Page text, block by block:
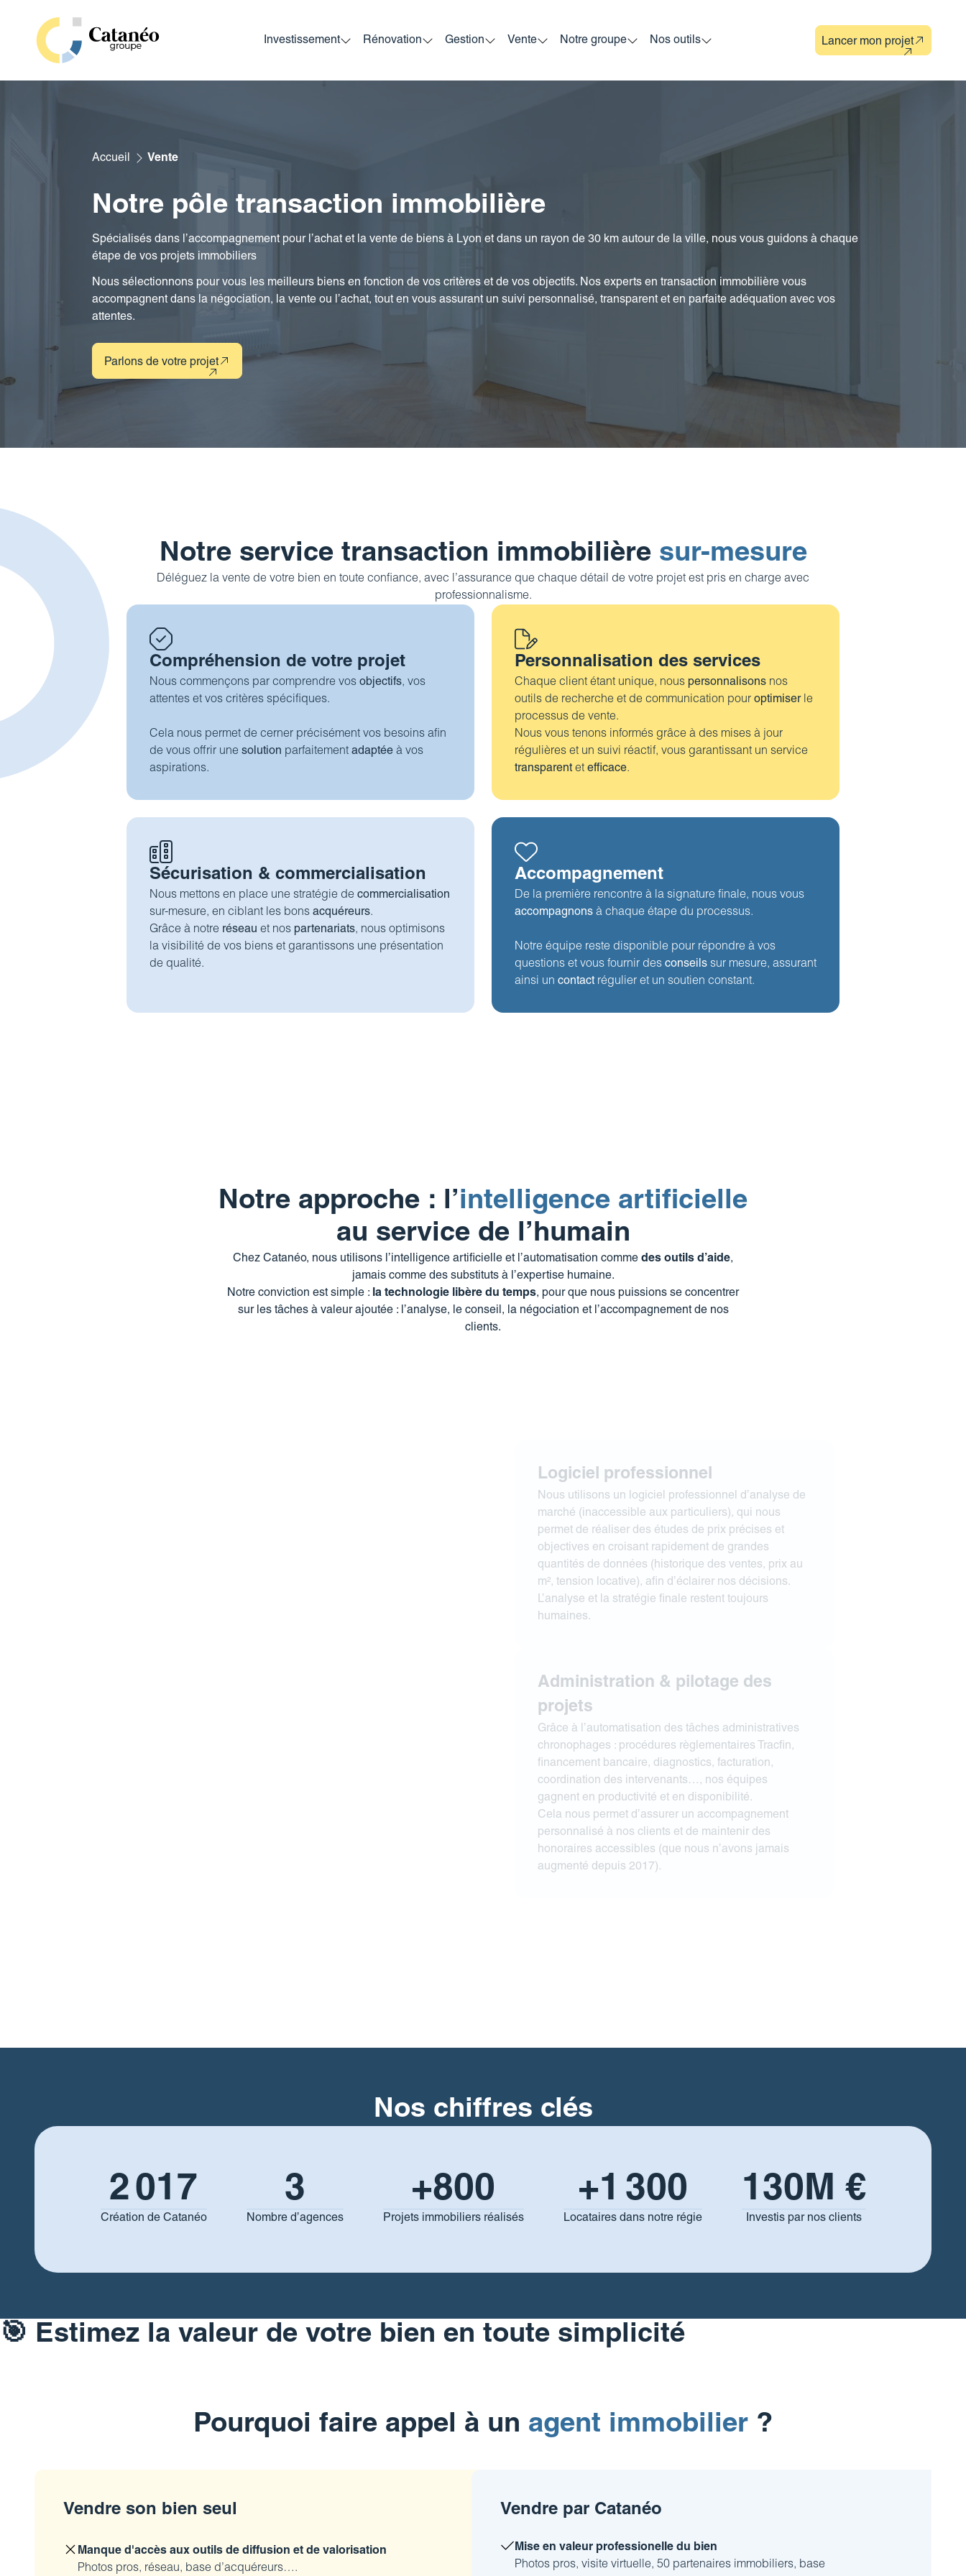
contenu
Investissement Rénovation Gestion Vente Notre groupe Nos outils Lancer mon projet
Accueil Vente
Notre pôle transaction immobilière
Spécialisés dans l’accompagnement pour l’achat et la vente de biens à Lyon et dans un rayon de 30 km autour de la ville, nous vous guidons à chaque
étape de vos projets immobiliers
Nous sélectionnons pour vous les meilleurs biens en fonction de vos critères et de vos objectifs. Nos experts en transaction immobilière vous
accompagnent dans la négociation, la vente ou l’achat, tout en vous assurant un suivi personnalisé, transparent et en parfaite adéquation avec vos
attentes.
Parlons de votre projet
Notre service transaction immobilière sur-mesure
Déléguez la vente de votre bien en toute confiance, avec l’assurance que chaque détail de votre projet est pris en charge avec
professionnalisme.
Compréhension de votre projet
Nous commençons par comprendre vos objectifs, vos
attentes et vos critères spécifiques.
Cela nous permet de cerner précisément vos besoins afin
de vous offrir une solution parfaitement adaptée à vos
aspirations.
Personnalisation des services
Chaque client étant unique, nous personnalisons nos
outils de recherche et de communication pour optimiserle
processus de vente.
Nous vous tenons informés grâce à des mises à jour
régulières et un suivi réactif, vous garantissant un service
transparentet efficace.
Sécurisation & commercialisation
Nous mettons en place une stratégie de commercialisation
sur-mesure, en ciblant les bons acquéreurs.
Grâce à notre réseau et nos partenariats, nous optimisons
la visibilité de vos biens et garantissons une présentation
de qualité.
Accompagnement
De la première rencontre à la signature finale, nous vous
accompagnons à chaque étape du processus.
Notre équipe reste disponible pour répondre à vos
questions et vous fournir des conseils sur mesure, assurant
ainsi un contact régulier et un soutien constant.
Notre approche : l’intelligence artificielle
au service de l’humain
Chez Catanéo, nous utilisons l’intelligence artificielle et l’automatisation comme des outils d’aide,
jamais comme des substituts à l’expertise humaine.
Notre conviction est simple : la technologie libère du temps, pour que nous puissions se concentrer
sur les tâches à valeur ajoutée : l’analyse, le conseil, la négociation et l’accompagnement de nos
clients.
Logiciel professionnel
Nous utilisons un logiciel professionnel d’analyse de
marché (inaccessible aux particuliers), qui nous
permet de réaliser des études de prix précises et
objectives en croisant rapidement de grandes
quantités de données (historique des ventes, prix au
m², tension locative), afin d’éclairer nos décisions.
L’analyse et la stratégie finale restent toujours
humaines.
Administration & pilotage des
projets
Grâce à l’automatisation des tâches administratives
chronophages : procédures règlementaires Tracfin,
financement bancaire, diagnostics, facturation,
coordination des intervenants…, nos équipes
gagnent en productivité et en disponibilité.
Cela nous permet d’assurer un accompagnement
personnalisé à nos clients et de maintenir des
honoraires accessibles (que nous n’avons jamais
augmenté depuis 2017).
Nos chiffres clés
2 017
Création de Catanéo
3
Nombre d’agences
+800
Projets immobiliers réalisés
+1 300
Locataires dans notre régie
130M €
Investis par nos clients
🎯 Estimez la valeur de votre bien en toute simplicité
Pourquoi faire appel à un agent immobilier ?
Vendre son bien seul
Manque d'accès aux outils de diffusion et de valorisation
Photos pros, réseau, base d’acquéreurs….
Vendre par Catanéo
Mise en valeur professionelle du bien
Photos pros, visite virtuelle, 50 partenaires immobiliers, base